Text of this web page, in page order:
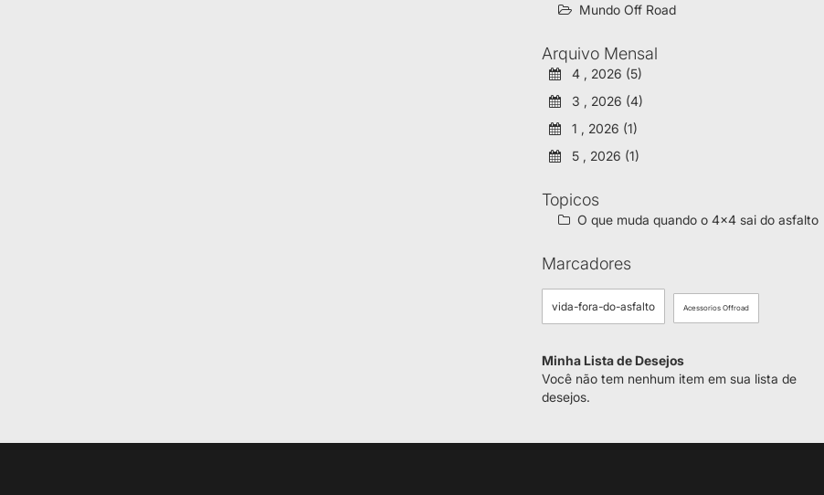
Mundo Off Road
Arquivo Mensal
4 , 2026 (5)
3 , 2026 (4)
1 , 2026 (1)
5 , 2026 (1)
Topicos
O que muda quando o 4x4 sai do asfalto
Marcadores
vida-fora-do-asfalto Acessorios Offroad
Minha Lista de Desejos
Você não tem nenhum item em sua lista de
desejos.